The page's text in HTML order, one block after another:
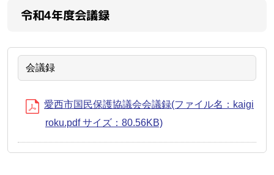
令和4年度会議録
会議録
愛西市国民保護協議会会議録(ファイル名：kaigi
roku.pdf サイズ：80.56KB)